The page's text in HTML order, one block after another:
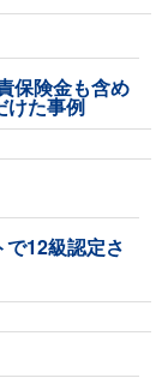
保険金も含め
けた事例
12級認定さ